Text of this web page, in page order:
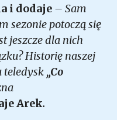
i dodaje – Sam
sezonie potoczą się
jeszcze dla nich
Historię naszej
teledysk „Co
Arek.